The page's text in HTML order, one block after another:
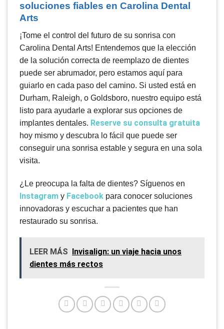
soluciones fiables en Carolina Dental
Arts
¡Tome el control del futuro de su sonrisa con
Carolina Dental Arts! Entendemos que la elección
de la solución correcta de reemplazo de dientes
puede ser abrumador, pero estamos aquí para
guiarlo en cada paso del camino. Si usted está en
Durham, Raleigh, o Goldsboro, nuestro equipo está
listo para ayudarle a explorar sus opciones de
implantes dentales. Reserve su consulta gratuita
hoy mismo y descubra lo fácil que puede ser
conseguir una sonrisa estable y segura en una sola
visita.
¿Le preocupa la falta de dientes? Síguenos en
Instagram y Facebook para conocer soluciones
innovadoras y escuchar a pacientes que han
restaurado su sonrisa.
LEER MÁS
Invisalign: un viaje hacia unos
dientes más rectos